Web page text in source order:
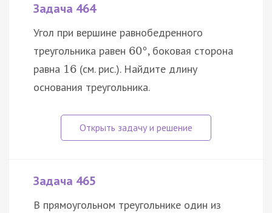
Задача 464
Угол при вершине равнобедренного
треугольника равен 60°, боковая сторона
равна 16 (см. рис.). Найдите длину
основания треугольника.
Задача 465
В прямоугольном треугольнике один из